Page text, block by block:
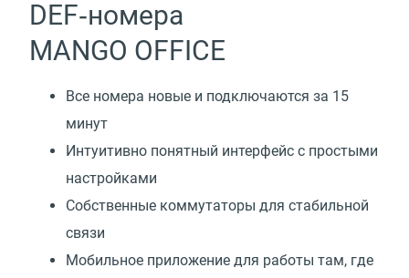
DEF‑номера
MANGO OFFICE
Все номера новые и подключаются за 15
минут
Интуитивно понятный интерфейс с простыми
настройками
Собственные коммутаторы для стабильной
связи
Мобильное приложение для работы там, где